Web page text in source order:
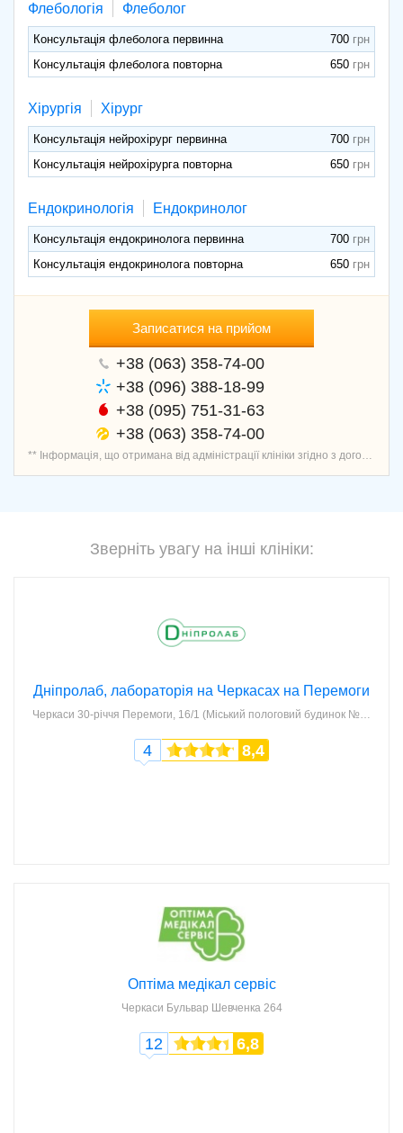
Флебологія Флеболог
Консультація флеболога первинна
700
Консультація флеболога повторна
650
Хірургія Хірург
Консультація нейрохірург первинна
700
Консультація нейрохірурга повторна
650
Ендокринологія Ендокринолог
Консультація ендокринолога первинна
700
Консультація ендокринолога повторна
650
Записатися на прийом
+38 (063) 358-74-00
+38 (096) 388-18-99
+38 (095) 751-31-63
+38 (063) 358-74-00
Зверніть увагу на інші клініки:
Дніпролаб, лабораторія на Черкасах на Перемоги
Черкаси 30-річчя Перемоги, 16/1 (Міський пологовий будинок №2, пов. 1)
4 8,4
Оптіма медікал сервіс
Черкаси Бульвар Шевченка 264
12 6,8